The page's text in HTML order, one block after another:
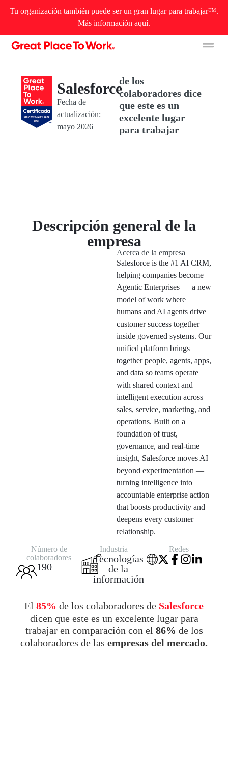
Tu organización también puede ser un gran lugar para trabajar™.
Más información aquí.
Salesforce
Fecha de
actualización:
mayo 2026
de los
colaboradores dice
que este es un
excelente lugar
para trabajar
Descripción general de la
empresa
Acerca de la empresa
Salesforce is the #1 AI CRM,
helping companies become
Agentic Enterprises — a new
model of work where
humans and AI agents drive
customer success together
inside governed systems. Our
unified platform brings
together people, agents, apps,
and data so teams operate
with shared context and
intelligent execution across
sales, service, marketing, and
operations. Built on a
foundation of trust,
governance, and real-time
insight, Salesforce moves AI
beyond experimentation —
turning intelligence into
accountable enterprise action
that boosts productivity and
deepens every customer
relationship.
Número de
colaboradores
190
Industria
Tecnologías
de la
información
Redes
El 85% de los colaboradores de Salesforce
dicen que este es un excelente lugar para
trabajar en comparación con el 86% de los
colaboradores de las empresas del mercado.